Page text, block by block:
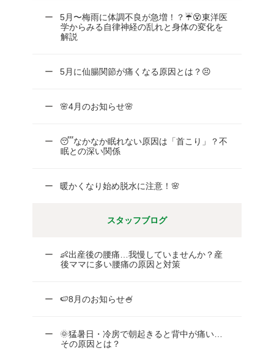
5月〜梅雨に体調不良が急増！？☔😵東洋医
学からみる自律神経の乱れと身体の変化を
解説
5月に仙腸関節が痛くなる原因とは？😣
🌸4月のお知らせ🌸
😴なかなか眠れない原因は「首こり」？不
眠との深い関係
暖かくなり始め脱水に注意！🌸
スタッフブログ
👶出産後の腰痛…我慢していませんか？産
後ママに多い腰痛の原因と対策
🍉8月のお知らせ🍧
🌞猛暑日・冷房で朝起きると背中が痛い…
その原因とは？